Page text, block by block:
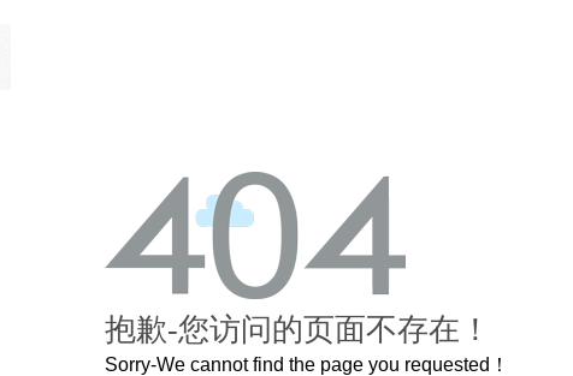
抱歉-您访问的页面不存在！
Sorry-We cannot find the page you requested！